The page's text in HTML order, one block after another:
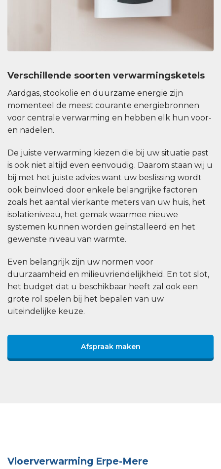
Verschillende soorten verwarmingsketels
Aardgas, stookolie en duurzame energie zijn
momenteel de meest courante energiebronnen
voor centrale verwarming en hebben elk hun voor-
en nadelen.
De juiste verwarming kiezen die bij uw situatie past
is ook niet altijd even eenvoudig. Daarom staan wij u
bij met het juiste advies want uw beslissing wordt
ook beïnvloed door enkele belangrijke factoren
zoals het aantal vierkante meters van uw huis, het
isolatieniveau, het gemak waarmee nieuwe
systemen kunnen worden geïnstalleerd en het
gewenste niveau van warmte.
Even belangrijk zijn uw normen voor
duurzaamheid en milieuvriendelijkheid. En tot slot,
het budget dat u beschikbaar heeft zal ook een
grote rol spelen bij het bepalen van uw
uiteindelijke keuze.
Afspraak maken
Vloerverwarming Erpe-Mere